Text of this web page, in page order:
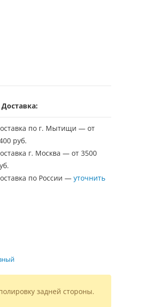
Доставка:
по г. Мытищи — от
руб.
г. Москва — от 3500
по России —уточнить
задней стороны.